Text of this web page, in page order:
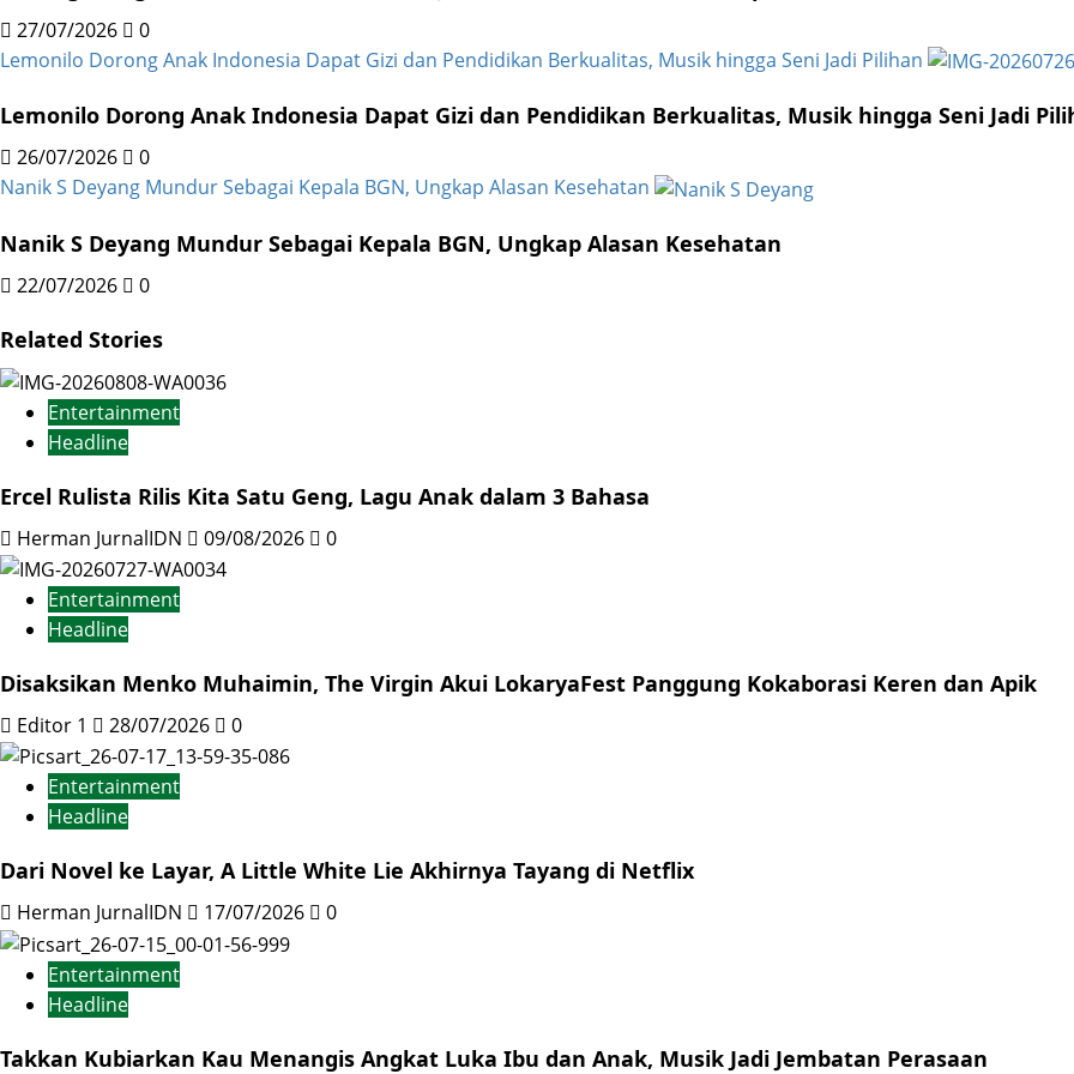
27/07/2026
0
Lemonilo Dorong Anak Indonesia Dapat Gizi dan Pendidikan Berkualitas, Musik hingga Seni Jadi Pilihan
Lemonilo Dorong Anak Indonesia Dapat Gizi dan Pendidikan Berkualitas, Musik hingga Seni Jadi
26/07/2026
0
Nanik S Deyang Mundur Sebagai Kepala BGN, Ungkap Alasan Kesehatan
Nanik S Deyang Mundur Sebagai Kepala BGN, Ungkap Alasan Kesehatan
22/07/2026 0
Related Stories
Entertainment
Headline
Ercel Rulista Rilis Kita Satu Geng, Lagu Anak dalam 3 Bahasa
Herman JurnalIDN 09/08/2026 0
Entertainment
Headline
Disaksikan Menko Muhaimin, The Virgin Akui LokaryaFest Panggung Kokaborasi Keren dan Apik
Editor 1 28/07/2026 0
Entertainment
Headline
Dari Novel ke Layar, A Little White Lie Akhirnya Tayang di Netflix
Herman JurnalIDN 17/07/2026 0
Entertainment
Headline
Takkan Kubiarkan Kau Menangis Angkat Luka Ibu dan Anak, Musik Jadi Jembatan Perasaan